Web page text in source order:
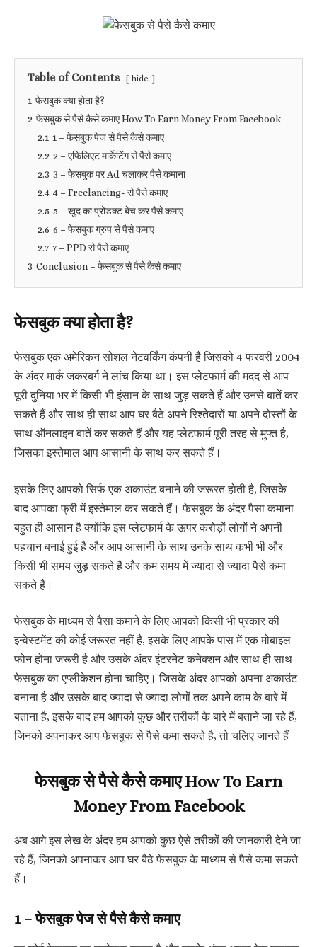
Table of Contents hide
1 फेसबुक क्या होता है?
2 फेसबुक से पैसे कैसे कमाए How To Earn Money From Facebook
2.1 1 – फेसबुक पेज से पैसे कैसे कमाए
2.2 2 – एफिलिएट मार्केटिंग से पैसे कमाए
2.3 3 – फेसबुक पर Ad चलाकर पैसे कमाना
2.4 4 – Freelancing- से पैसे कमाए
2.5 5 – खुद का प्रोडक्ट बेच कर पैसे कमाए
2.6 6 – फेसबुक ग्रुप से पैसे कमाए
2.7 7 – PPD से पैसे कमाए
3 Conclusion – फेसबुक से पैसे कैसे कमाए
फेसबुक क्या होता है?
फेसबुक एक अमेरिकन सोशल नेटवर्किंग कंपनी है जिसको 4 फरवरी 2004
के अंदर मार्क जकरबर्ग ने लांच किया था। इस प्लेटफार्म की मदद से आप
पूरी दुनिया भर में किसी भी इंसान के साथ जुड़ सकते हैं और उनसे बातें कर
सकते हैं और साथ ही साथ आप घर बैठे अपने रिश्तेदारों या अपने दोस्तों के
साथ ऑनलाइन बातें कर सकते हैं और यह प्लेटफार्म पूरी तरह से मुफ्त है,
जिसका इस्तेमाल आप आसानी के साथ कर सकते हैं।
इसके लिए आपको सिर्फ एक अकाउंट बनाने की जरूरत होती है, जिसके
बाद आपका फ्री में इस्तेमाल कर सकते हैं। फेसबुक के अंदर पैसा कमाना
बहुत ही आसान है क्योंकि इस प्लेटफार्म के ऊपर करोड़ों लोगों ने अपनी
पहचान बनाई हुई है और आप आसानी के साथ उनके साथ कभी भी और
किसी भी समय जुड़ सकते हैं और कम समय में ज्यादा से ज्यादा पैसे कमा
सकते हैं।
फेसबुक के माध्यम से पैसा कमाने के लिए आपको किसी भी प्रकार की
इन्वेस्टमेंट की कोई जरूरत नहीं है, इसके लिए आपके पास में एक मोबाइल
फोन होना जरूरी है और उसके अंदर इंटरनेट कनेक्शन और साथ ही साथ
फेसबुक का एप्लीकेशन होना चाहिए। जिसके अंदर आपको अपना अकाउंट
बनाना है और उसके बाद ज्यादा से ज्यादा लोगों तक अपने काम के बारे में
बताना है, इसके बाद हम आपको कुछ और तरीकों के बारे में बताने जा रहे हैं,
जिनको अपनाकर आप फेसबुक से पैसे कमा सकते है, तो चलिए जानते हैं
फेसबुक से पैसे कैसे कमाए How To Earn
Money From Facebook
अब आगे इस लेख के अंदर हम आपको कुछ ऐसे तरीकों की जानकारी देने जा
रहे हैं, जिनको अपनाकर आप घर बैठे फेसबुक के माध्यम से पैसे कमा सकते
हैं।
1 – फेसबुक पेज से पैसे कैसे कमाए